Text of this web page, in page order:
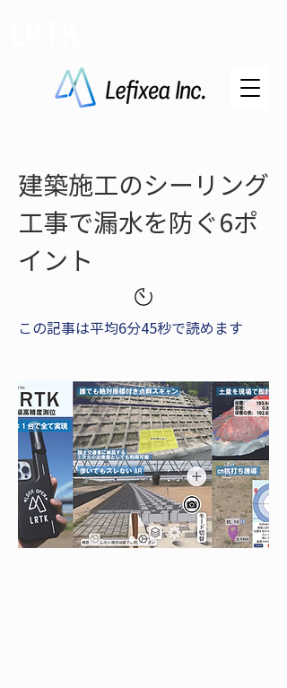
建築施工のシーリング
工事で漏水を防ぐ6ポ
イント
この記事は平均6分45秒で読めます